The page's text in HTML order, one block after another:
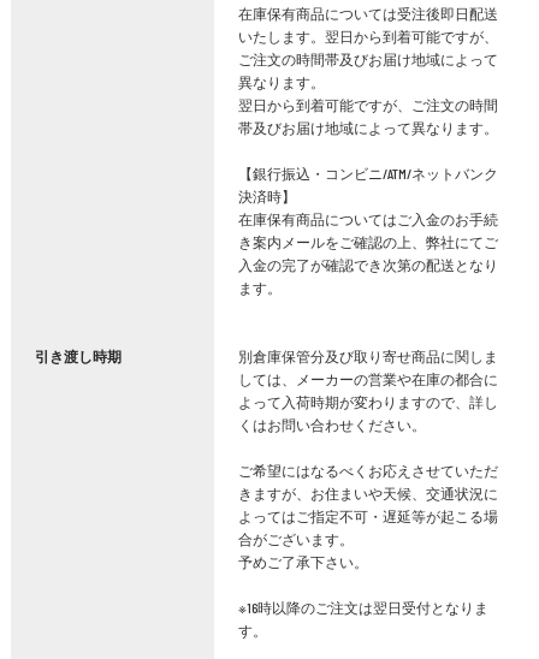
引き渡し時期
在庫保有商品については受注後即日配送
いたします。翌日から到着可能ですが、
ご注文の時間帯及びお届け地域によって
異なります。
翌日から到着可能ですが、ご注文の時間
帯及びお届け地域によって異なります。
【銀行振込・コンビニ/ATM/ネットバンク
決済時】
在庫保有商品についてはご入金のお手続
き案内メールをご確認の上、弊社にてご
入金の完了が確認でき次第の配送となり
ます。
別倉庫保管分及び取り寄せ商品に関しま
しては、メーカーの営業や在庫の都合に
よって入荷時期が変わりますので、詳し
くはお問い合わせください。
ご希望にはなるべくお応えさせていただ
きますが、お住まいや天候、交通状況に
よってはご指定不可・遅延等が起こる場
合がございます。
予めご了承下さい。
※16時以降のご注文は翌日受付となりま
す。